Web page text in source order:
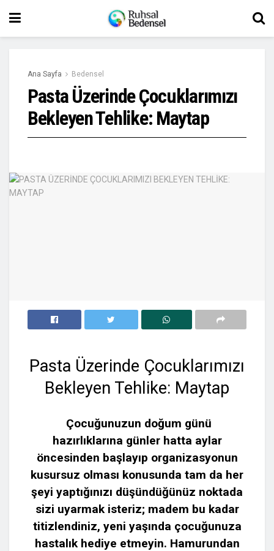
Ana Sayfa Bedensel
Pasta Üzerinde Çocuklarımızı
Bekleyen Tehlike: Maytap
Pasta Üzerinde Çocuklarımızı
Bekleyen Tehlike: Maytap
Çocuğunuzun doğum günü
hazırlıklarına günler hatta aylar
öncesinden başlayıp organizasyonun
kusursuz olması konusunda tam da her
şeyi yaptığınızı düşündüğünüz noktada
sizi uyarmak isteriz; madem bu kadar
titizlendiniz, yeni yaşında çocuğunuza
hastalık hediye etmeyin. Hamurundan